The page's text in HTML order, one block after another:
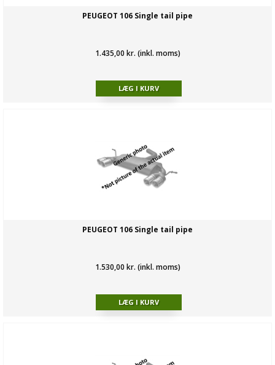
PEUGEOT 106 Single tail pipe
1.435,00 kr. (inkl. moms)
PEUGEOT 106 Single tail pipe
1.530,00 kr. (inkl. moms)